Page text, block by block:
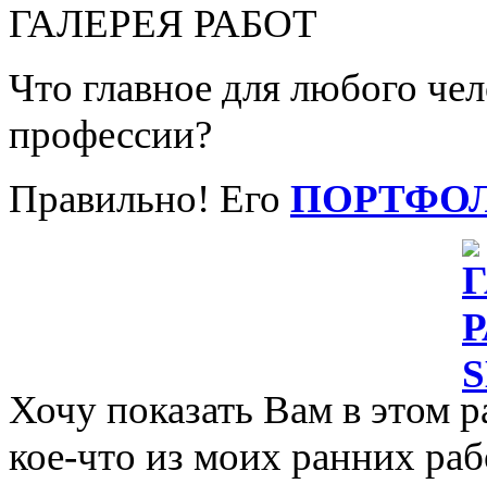
ГАЛЕРЕЯ РАБОТ
Что главное для любого
профессии?
Правильно! Его
Хочу показать Вам в этом
кое-что из моих ранних